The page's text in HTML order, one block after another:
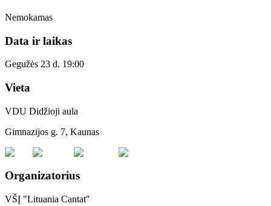
Nemokamas
Data ir laikas
Gegužės 23 d. 19:00
Vieta
VDU Didžioji aula
Gimnazijos g. 7, Kaunas
Organizatorius
VŠĮ "Lituania Cantat"